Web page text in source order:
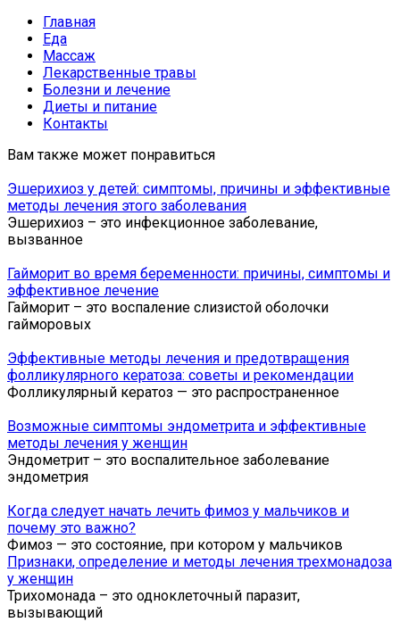
Главная
Еда
Массаж
Лекарственные травы
Болезни и лечение
Диеты и питание
Контакты
Вам также может понравиться
Эшерихиоз у детей: симптомы, причины и эффективные
методы лечения этого заболевания
Эшерихиоз – это инфекционное заболевание,
вызванное
Гайморит во время беременности: причины, симптомы и
эффективное лечение
Гайморит – это воспаление слизистой оболочки
гайморовых
Эффективные методы лечения и предотвращения
фолликулярного кератоза: советы и рекомендации
Фолликулярный кератоз — это распространенное
Возможные симптомы эндометрита и эффективные
методы лечения у женщин
Эндометрит – это воспалительное заболевание
эндометрия
Когда следует начать лечить фимоз у мальчиков и
почему это важно?
Фимоз — это состояние, при котором у мальчиков
Признаки, определение и методы лечения трехмонадоза
у женщин
Трихомонада – это одноклеточный паразит,
вызывающий